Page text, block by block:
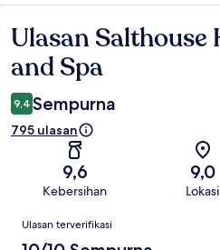
Ulasan
Ulasan
and Spa
9,4 Sempurna
795 ulasan
9,6
Kebersihan
9,0
Lokasi
Ulasan
Ulasan terverifikasi